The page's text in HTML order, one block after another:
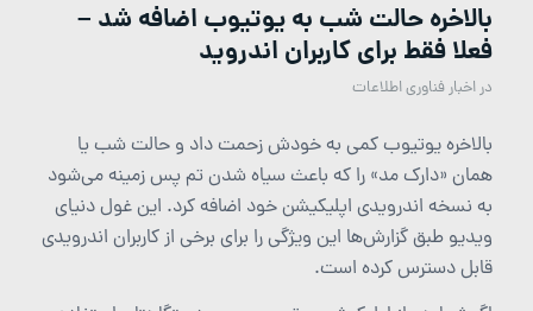
بالاخره حالت شب به یوتیوب اضافه شد –
فعلا فقط برای کاربران اندروید
دراخبار فناوری اطلاعات
بالاخره یوتیوب کمی به خودش زحمت داد و حالت شب یا
همان «دارک مد» را که باعث سیاه شدن تم پس زمینه می‌شود
به نسخه اندرویدی اپلیکیشن خود اضافه کرد. این غول دنیای
ویدیو طبق گزارش‌ها این ویژگی را برای برخی از کاربران اندرویدی
قابل دسترس کرده است.